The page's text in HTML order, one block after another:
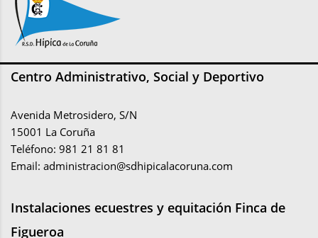
Centro Administrativo, Social y Deportivo
Avenida Metrosidero, S/N
15001 La Coruña
Teléfono: 981 21 81 81
Email: administracion@sdhipicalacoruna.com
Instalaciones ecuestres y equitación Finca de
Figueroa